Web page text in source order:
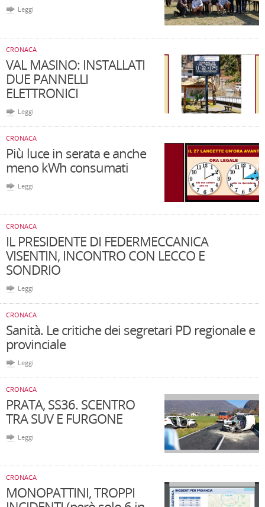
Leggi
CRONACA
VAL MASINO: INSTALLATI
DUE PANNELLI
ELETTRONICI
Leggi
CRONACA
Più luce in serata e anche
meno kWh consumati
Leggi
CRONACA
IL PRESIDENTE DI FEDERMECCANICA
VISENTIN, INCONTRO CON LECCO E
SONDRIO
Leggi
CRONACA
Sanità. Le critiche dei segretari PD regionale e
provinciale
Leggi
CRONACA
PRATA, SS36. SCENTRO
TRA SUV E FURGONE
Leggi
CRONACA
MONOPATTINI, TROPPI